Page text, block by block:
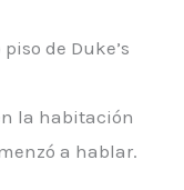
de Duke’s
la habitación
a hablar.